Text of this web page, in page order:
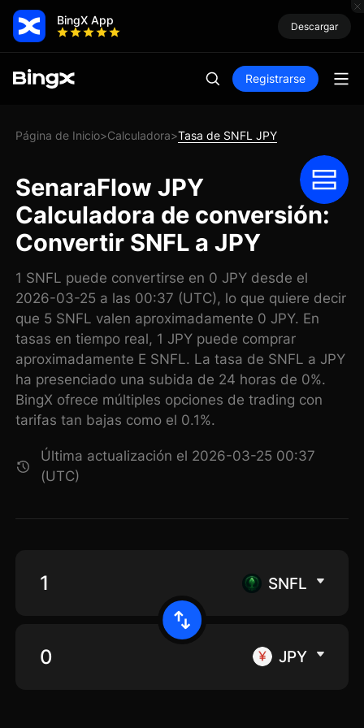
BingX App Descargar
Registrarse
Página de Inicio>Calculadora>Tasa de SNFL JPY
SenaraFlow JPY
Calculadora de conversión:
Convertir SNFL a JPY
1 SNFL puede convertirse en 0 JPY desde el
2026-03-25 a las 00:37 (UTC), lo que quiere decir
que 5 SNFL valen aproximadamente 0 JPY. En
tasas en tiempo real, 1 JPY puede comprar
aproximadamente E SNFL. La tasa de SNFL a JPY
ha presenciado una subida de 24 horas de 0%.
BingX ofrece múltiples opciones de trading con
tarifas tan bajas como el 0.1%.
Última actualización el 2026-03-25 00:37
(UTC)
SNFL
JPY